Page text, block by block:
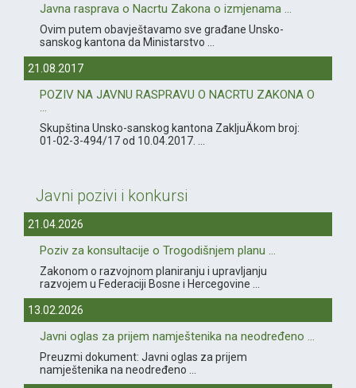
Javna rasprava o Nacrtu Zakona o izmjenama ...
Ovim putem obavještavamo sve građane Unsko-
sanskog kantona da Ministarstvo ...
21.08.2017
POZIV NA JAVNU RASPRAVU O NACRTU ZAKONA O
...
Skupština Unsko-sanskog kantona ZakljuÄkom broj:
01-02-3-494/17 od 10.04.2017. ...
Javni pozivi i konkursi
21.04.2026
Poziv za konsultacije o Trogodišnjem planu ...
Zakonom o razvojnom planiranju i upravljanju
razvojem u Federaciji Bosne i Hercegovine ...
13.02.2026
Javni oglas za prijem namještenika na neodređeno ...
Preuzmi dokument: Javni oglas za prijem
namještenika na neodređeno ...